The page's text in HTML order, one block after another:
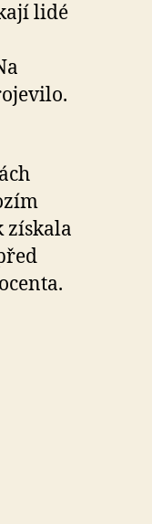
lidé
získala